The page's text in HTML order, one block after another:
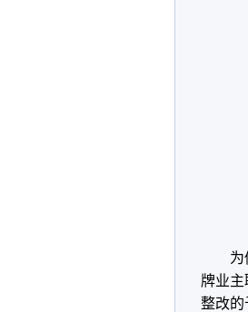
为
牌业
整改的